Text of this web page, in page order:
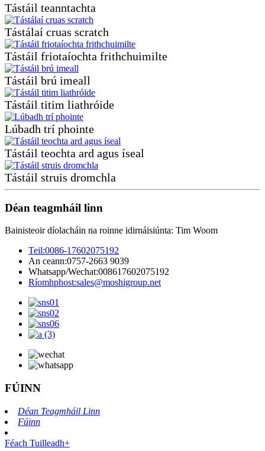
Tástáil teanntachta
Tástálaí cruas scratch
Tástáil friotaíochta frithchuimilte
Tástáil brú imeall
Tástáil titim liathróide
Lúbadh trí phointe
Tástáil teochta ard agus íseal
Tástáil struis dromchla
Déan teagmháil linn
Bainisteoir díolacháin na roinne idirnáisiúnta: Tim Woom
Teil:0086-17602075192
An ceann:0757-2663 9039
Whatsapp/Wechat:008617602075192
Ríomhphost:sales@moshigroup.net
FÚINN
Déan Teagmháil Linn
Fúinn
Féach Tuilleadh+